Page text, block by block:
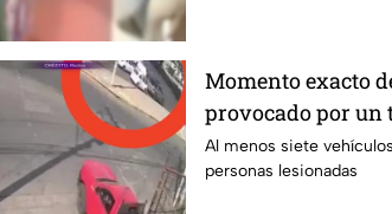
Momento exacto
provocado por
HOY 7 de agosto
Al menos siete
personas lesionadas